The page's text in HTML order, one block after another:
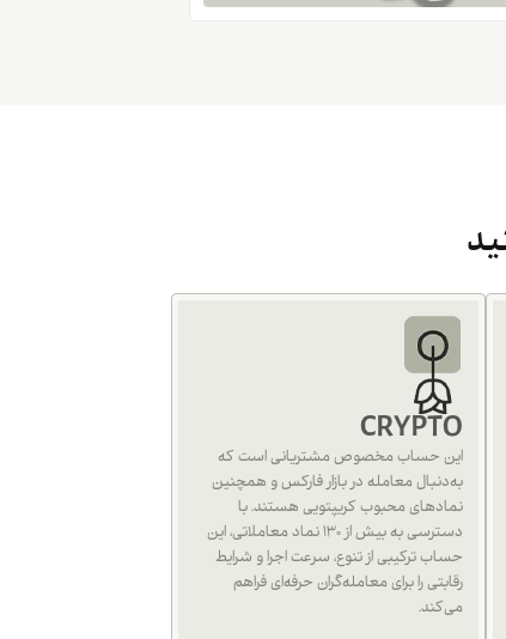
CRYPTO
این حساب مخصوص مشتریانی است که
به‌دنبال معامله در بازار فارکس و همچنین
نمادهای محبوب کریپتویی هستند. با
دسترسی به بیش از ۱۳۰ نماد معاملاتی، این
حساب ترکیبی از تنوع، سرعت اجرا و شرایط
رقابتی را برای معامله‌گران حرفه‌ای فراهم
می‌کند.